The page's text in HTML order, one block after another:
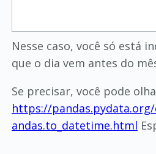
Nesse caso, você só está
que o dia vem antes do
Se precisar, você pode
https://
andas.to_datetime.html